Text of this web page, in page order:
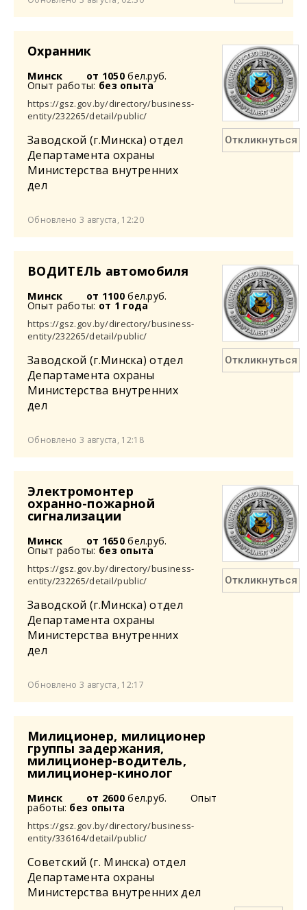
Охранник
Минск от 1050бел.руб.
Опыт работы: без опыта
https://gsz.gov.by/directory/business-
entity/232265/detail/public/
Заводской (г.Минска) отдел
Департамента охраны
Министерства внутренних
дел
Обновлено 3 августа, 12:20
Откликнуться
ВОДИТЕЛЬ автомобиля
Минск от 1100бел.руб.
Опыт работы: от 1 года
https://gsz.gov.by/directory/business-
entity/232265/detail/public/
Заводской (г.Минска) отдел
Департамента охраны
Министерства внутренних
дел
Обновлено 3 августа, 12:18
Откликнуться
Электромонтер
охранно-пожарной
сигнализации
Минск от 1650бел.руб.
Опыт работы: без опыта
https://gsz.gov.by/directory/business-
entity/232265/detail/public/
Заводской (г.Минска) отдел
Департамента охраны
Министерства внутренних
дел
Обновлено 3 августа, 12:17
Откликнуться
Милиционер, милиционер
группы задержания,
милиционер-водитель,
милиционер-кинолог
Минск от 2600бел.руб. Опыт
работы: без опыта
https://gsz.gov.by/directory/business-
entity/336164/detail/public/
Советский (г. Минска) отдел
Департамента охраны
Министерства внутренних дел